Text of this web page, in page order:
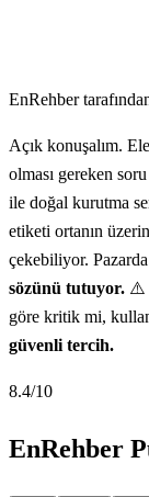
EnRehber
Açık konuşalım.
olması gereken
ile doğal kurutma
etiketi ortanın
çekebiliyor.
sözünü tutuyor. ⚠️
göre kritik mi,
güvenli tercih.
8.4/10
EnRehber